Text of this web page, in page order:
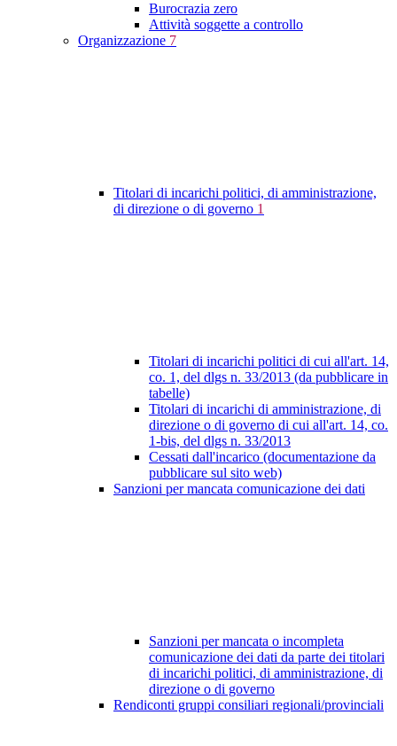
Burocrazia zero
Attività soggette a controllo
Organizzazione 7
Titolari di incarichi politici, di amministrazione,
di direzione o di governo 1
Titolari di incarichi politici di cui all'art. 14,
co. 1, del dlgs n. 33/2013 (da pubblicare in
tabelle)
Titolari di incarichi di amministrazione, di
direzione o di governo di cui all'art. 14, co.
1-bis, del dlgs n. 33/2013
Cessati dall'incarico (documentazione da
pubblicare sul sito web)
Sanzioni per mancata comunicazione dei dati
Sanzioni per mancata o incompleta
comunicazione dei dati da parte dei titolari
di incarichi politici, di amministrazione, di
direzione o di governo
Rendiconti gruppi consiliari regionali/provinciali